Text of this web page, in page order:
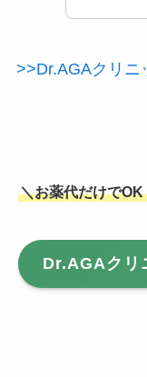
>>Dr.AGAクリニ
＼お薬代だけでOK
Dr.AGAクリ